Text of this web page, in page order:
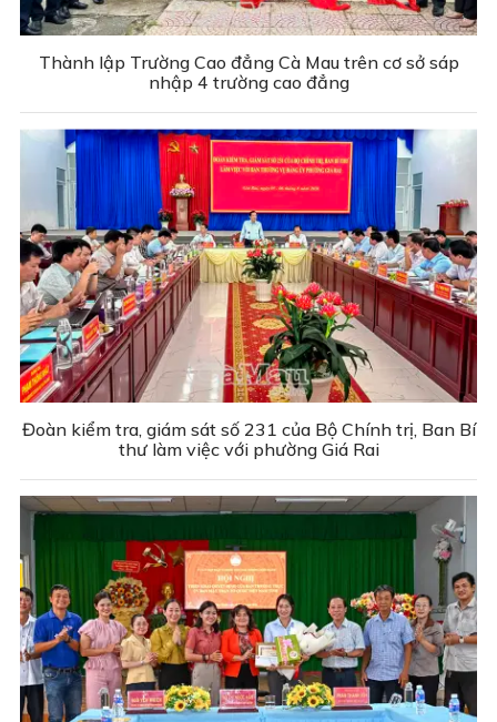
Thành lập Trường Cao đẳng Cà Mau trên cơ sở sáp
nhập 4 trường cao đẳng
Đoàn kiểm tra, giám sát số 231 của Bộ Chính trị, Ban Bí
thư làm việc với phường Giá Rai